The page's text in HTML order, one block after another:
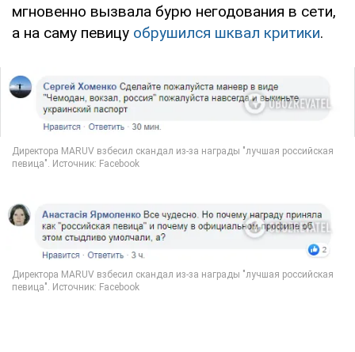
мгновенно вызвала бурю негодования в сети,
а на саму певицу обрушился шквал критики.